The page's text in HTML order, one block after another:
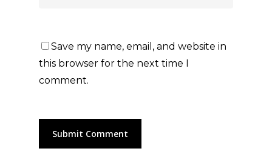
Save my name, email, and website in
this browser for the next time I
comment.